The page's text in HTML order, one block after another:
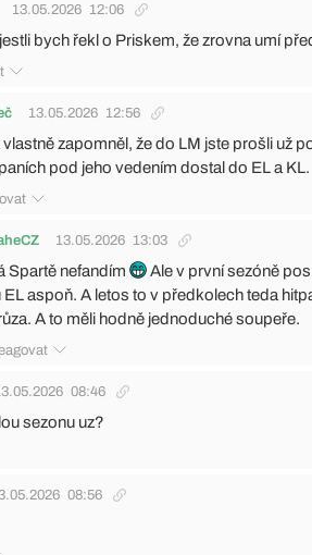
13.05.2026 12:06
bych řekl o Priskem, že zrovna umí
13.05.2026 12:56
vlastně zapomněl, že do LM jste prošli už
pod jeho vedením dostal do EL a KL.
13.05.2026 13:03
Spartě nefandím
Ale v první sezóně
EL aspoň. A letos to v předkolech teda
A to měli hodně jednoduché soupeře.
08:46
sezonu uz?
08:56